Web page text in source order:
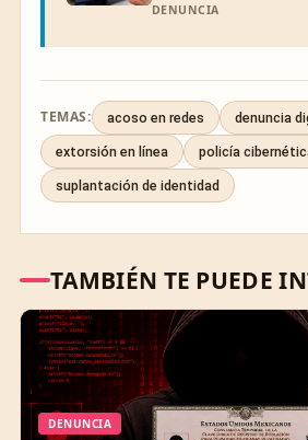
DENUNCIA
TEMAS: acoso en redes denuncia
extorsión en línea policía
suplantación de identidad
TAMBIÉN TE PUEDE
DENUNCIA